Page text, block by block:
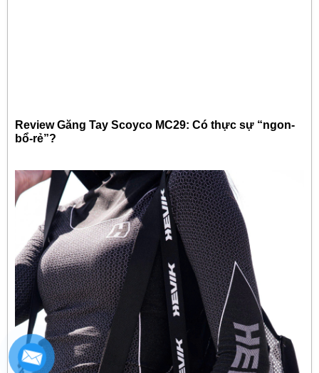
Review Găng Tay Scoyco MC29: Có thực sự “ngon-
bổ-rẻ”?